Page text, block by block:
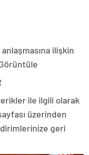
ilişkin
ile ilgili olarak
üzerinden
geri